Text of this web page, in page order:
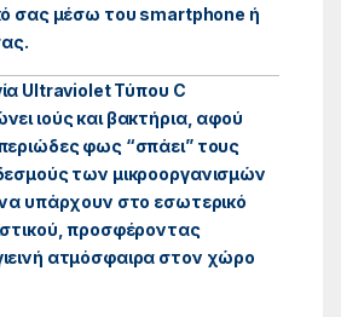
σας μέσω του smartphone ή
Ultraviolet Τύπου C
ιούς και βακτήρια, αφού
φως “σπάει” τους
των μικροοργανισμών
υπάρχουν στο εσωτερικό
προσφέροντας
ατμόσφαιρα στον χώρο